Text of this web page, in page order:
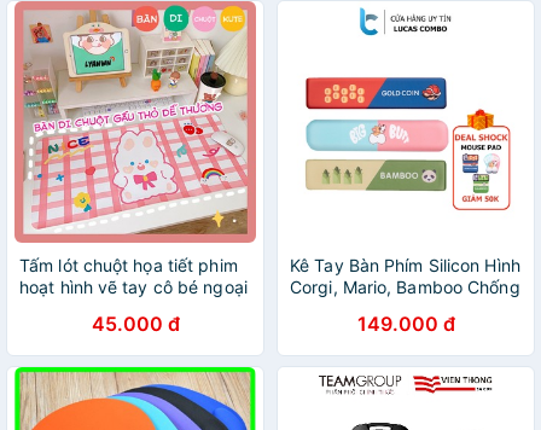
Tấm lót chuột họa tiết phim
hoạt hình vẽ tay cô bé ngoại
phím máy tính chống trượt
45.000 đ
Kê Tay Bàn Phím Silicon Hình
Corgi, Mario, Bamboo Chống
149.000 đ